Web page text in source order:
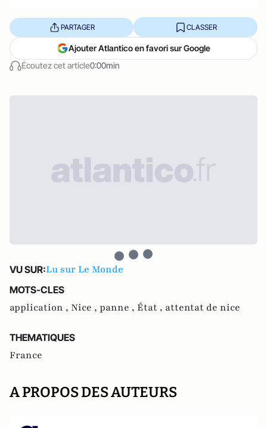
Écoutez cet article0:00min
PARTAGER CLASSER
Ajouter Atlantico en favori sur Google
VU SUR:Lu sur Le Monde
MOTS-CLES
application , Nice , panne , État , attentat de nice
THEMATIQUES
France
A PROPOS DES AUTEURS